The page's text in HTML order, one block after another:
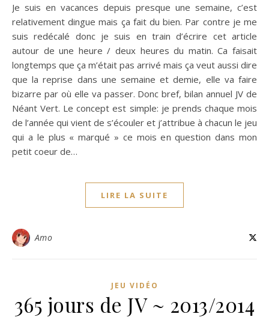
Je suis en vacances depuis presque une semaine, c’est
relativement dingue mais ça fait du bien. Par contre je me
suis redécalé donc je suis en train d’écrire cet article
autour de une heure / deux heures du matin. Ca faisait
longtemps que ça m’était pas arrivé mais ça veut aussi dire
que la reprise dans une semaine et demie, elle va faire
bizarre par où elle va passer. Donc bref, bilan annuel JV de
Néant Vert. Le concept est simple: je prends chaque mois
de l’année qui vient de s’écouler et j’attribue à chacun le jeu
qui a le plus « marqué » ce mois en question dans mon
petit coeur de…
LIRE LA SUITE
Amo
JEU VIDÉO
365 jours de JV ~ 2013/2014